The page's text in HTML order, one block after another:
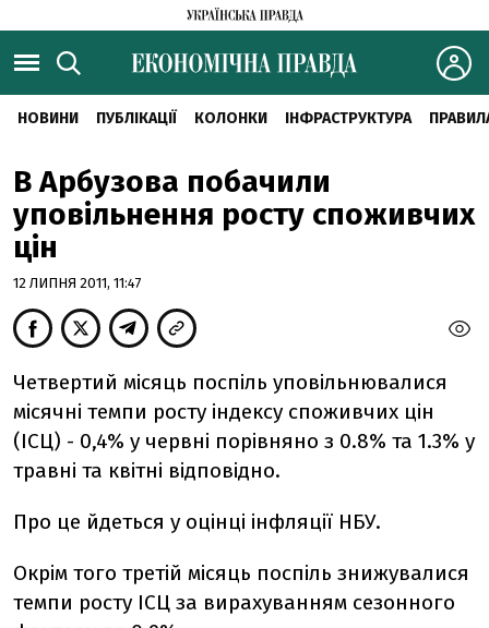
НОВИНИ ПУБЛІКАЦІЇ КОЛОНКИ ІНФРАСТРУКТУРА
В Арбузова побачили
уповільнення росту споживчих
цін
12 ЛИПНЯ 2011, 11:47
Четвертий місяць поспіль уповільнювалися
місячні темпи росту індексу споживчих цін
(ІСЦ) - 0,4% у червні порівняно з 0.8% та 1.3% у
травні та квітні відповідно.
Про це йдеться у оцінці інфляції НБУ.
Окрім того третій місяць поспіль знижувалися
темпи росту ІСЦ за вирахуванням сезонного